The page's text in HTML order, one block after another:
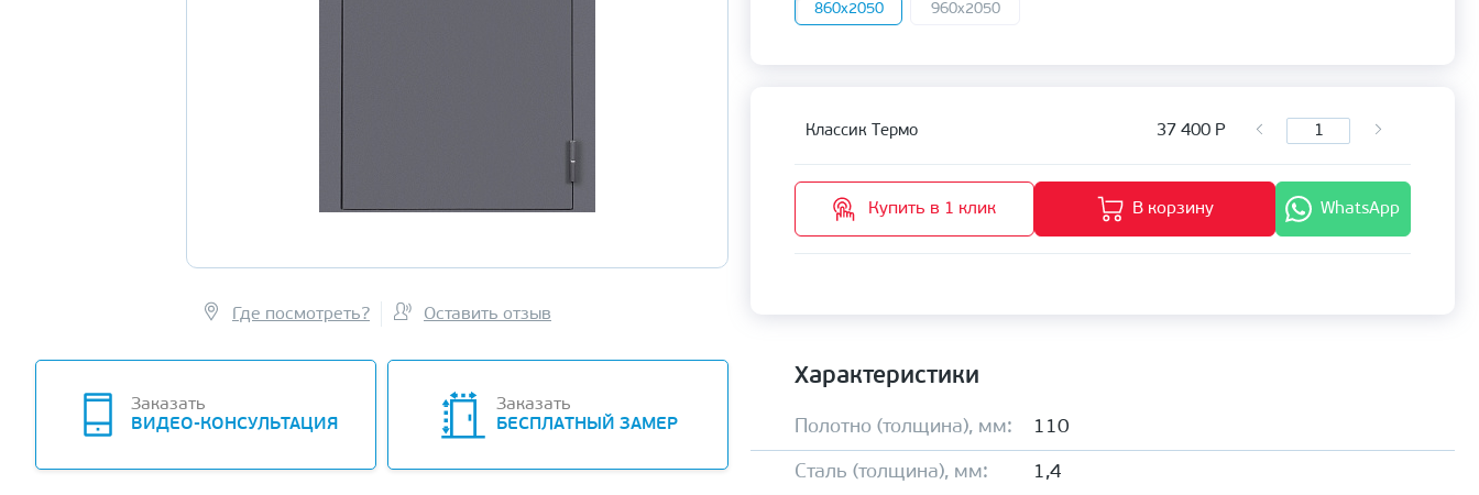
Где посмотреть? Оставить отзыв
Заказать
ВИДЕО-КОНСУЛЬТАЦИЯ
Заказать
БЕСПЛАТНЫЙ ЗАМЕР
860x2050 960x2050
Классик Термо 37 400 Р
Купить в 1 клик В корзину WhatsApp
Характеристики
Полотно (толщина), мм: 110
Сталь (толщина), мм: 1,4